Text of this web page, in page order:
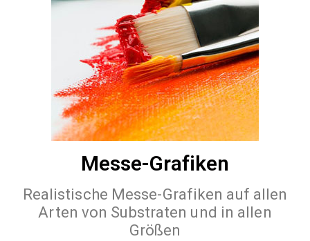
Messe-Grafiken
Realistische Messe-Grafiken auf allen
Arten von Substraten und in allen
Größen